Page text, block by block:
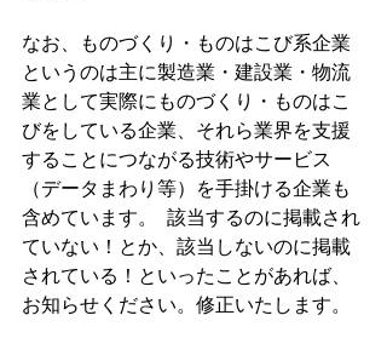
なお、ものづくり・ものはこび系企業
というのは主に製造業・建設業・物流
業として実際にものづくり・ものはこ
びをしている企業、それら業界を支援
することにつながる技術やサービス
（データまわり等）を手掛ける企業も
含めています。  該当するのに掲載され
ていない！とか、該当しないのに掲載
されている！といったことがあれば、
お知らせください。修正いたします。